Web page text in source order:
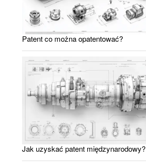
Patent co można opatentować?
Jak uzyskać patent międzynarodowy?